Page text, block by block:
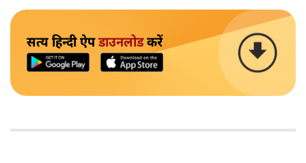
सत्य हिन्दी ऐपडाउनलोडकरें